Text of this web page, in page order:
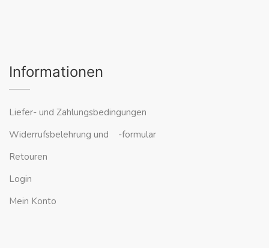
Informationen
Liefer- und Zahlungsbedingungen
Widerrufsbelehrung und -formular
Retouren
Login
Mein Konto